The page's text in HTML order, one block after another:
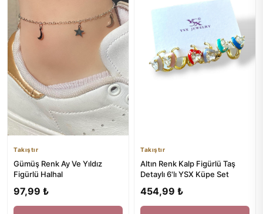
Takıştır
Gümüş Renk Ay Ve Yıldız
Figürlü Halhal
97,99 ₺
Takıştır
Altın Renk Kalp Figürlü Taş
Detaylı 6'lı YSX Küpe Set
454,99 ₺